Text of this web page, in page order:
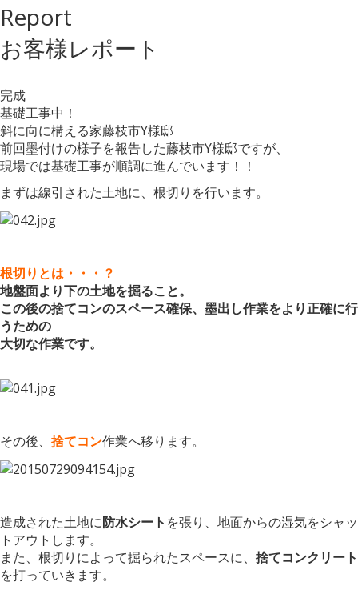
Report
お客様レポート
完成
基礎工事中！
斜に向に構える家藤枝市Y様邸
前回墨付けの様子を報告した藤枝市Y様邸ですが、
現場では基礎工事が順調に進んでいます！！
まずは線引された土地に、根切りを行います。
根切りとは・・・？
地盤面より下の土地を掘ること。
この後の捨てコンのスペース確保、墨出し作業をより正確に行
うための
大切な作業です。
その後、 捨てコン作業へ移ります。
造成された土地に防水シート を張り、地面からの湿気をシャッ
トアウトします。
また、根切りによって掘られたスペースに、 捨てコンクリート
を打っていきます。